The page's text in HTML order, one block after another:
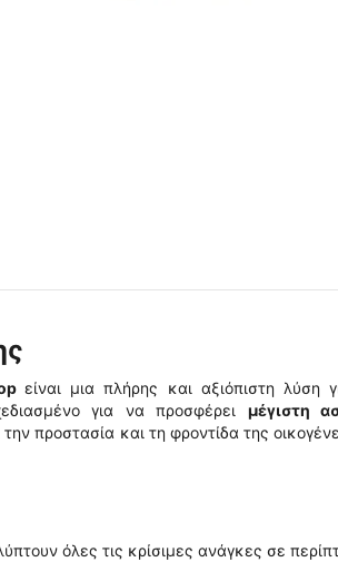
είναι μια πλήρης και αξιόπιστη λύση
για να προσφέρει μέγιστη
προστασία και τη φροντίδα της
όλες τις κρίσιμες ανάγκες σε